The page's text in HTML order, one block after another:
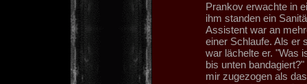
Prankov erwachte in
ihm standen ein
Assistent war an
einer Schlaufe. Als er
war lächelte er. "Was
bis unten
mir zugezogen als